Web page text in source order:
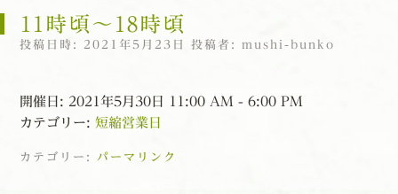
11時頃〜18時頃
投稿日時: 2021年5月23日 投稿者: mushi-bunko
開催日: 2021年5月30日 11:00 AM - 6:00 PM
カテゴリー: 短縮営業日
カテゴリー: パーマリンク